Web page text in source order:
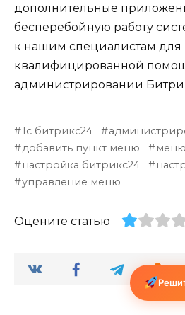
дополнительные
бесперебойную работу
к нашим специалистам для
квалифицированной
администрировании
1с битрикс24
добавить пункт меню
настройка битрикс24
управление меню
Оцените статью